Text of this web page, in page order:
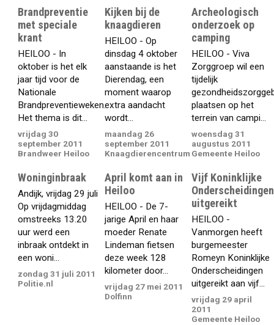
Brandpreventie
met speciale
krant
HEILOO - In
oktober is het elk
jaar tijd voor de
Nationale
Brandpreventieweken.
Het thema is dit...
vrijdag 30
september 2011
Brandweer Heiloo
Kijken bij de
knaagdieren
HEILOO - Op
dinsdag 4 oktober
aanstaande is het
Dierendag, een
moment waarop
extra aandacht
wordt...
maandag 26
september 2011
Knaagdierencentrum
Archeologisch
onderzoek op
camping
HEILOO - Viva
Zorggroep wil een
tijdelijk
plaatsen op het
terrein van campi...
woensdag 31
augustus 2011
Gemeente Heiloo
Woninginbraak
Andijk, vrijdag 29 juli
Op vrijdagmiddag
omstreeks 13.20
uur werd een
inbraak ontdekt in
een woni...
zondag 31 juli 2011
Politie.nl
April komt aan in
Heiloo
HEILOO - De 7-
jarige April en haar
moeder Renate
Lindeman fietsen
deze week 128
kilometer door...
vrijdag 27 mei 2011
Dolfinn
Vijf Koninklijke
Onderscheidingen
uitgereikt
HEILOO -
Vanmorgen heeft
burgemeester
Romeyn Koninklijke
Onderscheidingen
uitgereikt aan vijf...
vrijdag 29 april
2011
Gemeente Heiloo